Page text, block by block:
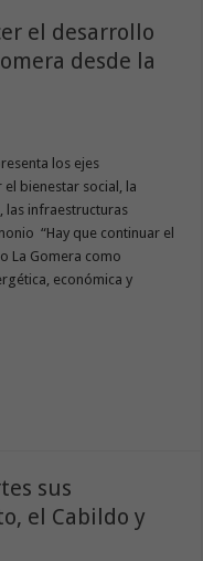
el desarrollo
desde la
los ejes
bienestar social, la
las infraestructuras
“Hay que continuar el
La Gomera como
económica y
sus
el Cabildo y